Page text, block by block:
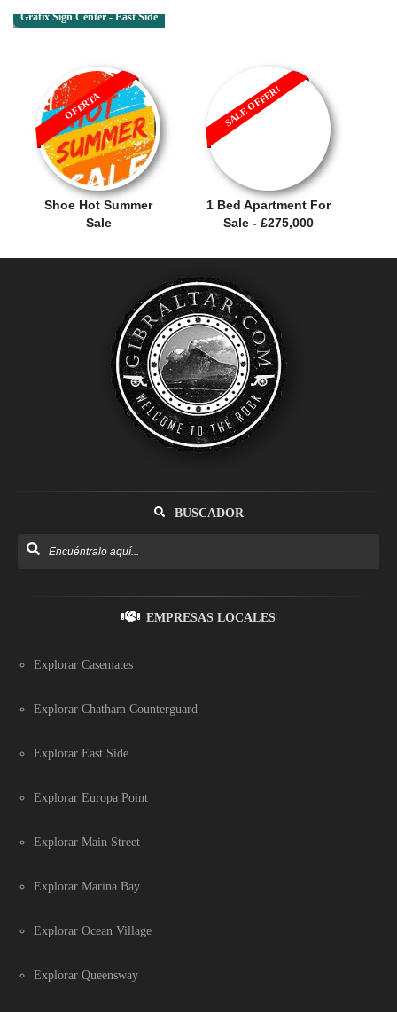
Grafix Sign Center - East Side
Shoe Hot Summer
Sale
OFERTA
1 Bed Apartment For
Sale - £275,000
SALE OFFER!
BUSCADOR
EMPRESAS LOCALES
Explorar Casemates
Explorar Chatham Counterguard
Explorar East Side
Explorar Europa Point
Explorar Main Street
Explorar Marina Bay
Explorar Ocean Village
Explorar Queensway